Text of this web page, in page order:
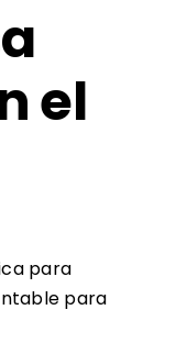
el
para
para